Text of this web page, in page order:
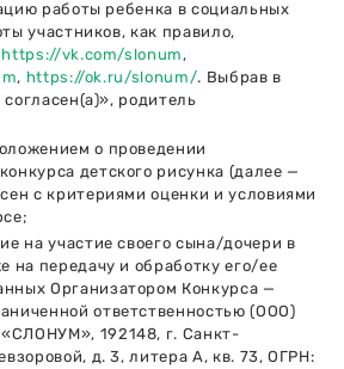
работы ребенка в социальных
участников, как правило,
https://vk.com/slonum,
, https://ok.ru/slonum/. Выбрав в
родитель
о проведении
детского рисунка (далее —
с критериями оценки и условиями
на участие своего сына/дочери в
на передачу и обработку его/ее
Организатором Конкурса —
ответственностью (ООО)
192148, г. Санкт-
д. 3, литера А, кв. 73, ОГРН: